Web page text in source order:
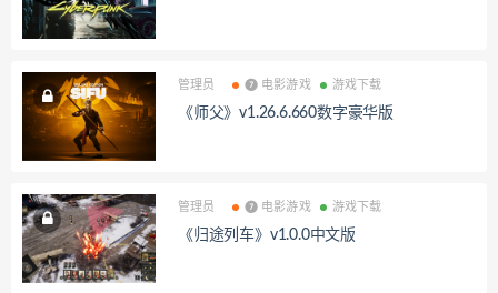
管理员 ❼ 电影游戏 游戏下载
《师父》v1.26.6.660数字豪华版
管理员 ❼ 电影游戏 游戏下载
《归途列车》v1.0.0中文版